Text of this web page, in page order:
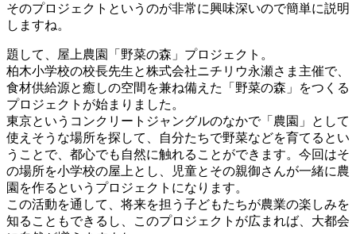
そのプロジェクトというのが非常に興味深いので簡単に説明
しますね。
題して、屋上農園「野菜の森」プロジェクト。
柏木小学校の校長先生と株式会社ニチリウ永瀬さま主催で、
食材供給源と癒しの空間を兼ね備えた「野菜の森」をつくる
プロジェクトが始まりました。
東京というコンクリートジャングルのなかで「農園」として
使えそうな場所を探して、自分たちで野菜などを育てるとい
うことで、都心でも自然に触れることができます。今回はそ
の場所を小学校の屋上とし、児童とその親御さんが一緒に農
園を作るというプロジェクトになります。
この活動を通して、将来を担う子どもたちが農業の楽しみを
知ることもできるし、このプロジェクトが広まれば、大都会